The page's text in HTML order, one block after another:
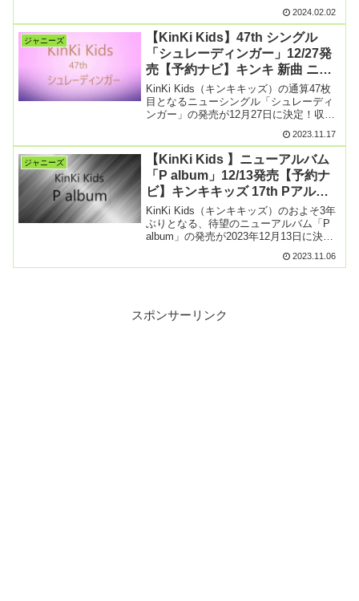
Anniversary LIVE TOUR 『AWARD』」
の開催も決定！ベス【続きを読む】
2024.02.02
ジャニーズ
【KinKi Kids】47th シングル
「シュレーディンガー」12/27発
売【予約ナビ】キンキ 新曲 ニャ
ンコ ステッカー付き！収録内
容・特典まとめ
KinKi Kids（キンキキッズ）の通算47枚
目となるニューシングル「シュレーディ
ンガー」の発売が12月27日に決定！収録
内容や特典など、予約情報をまとめまし
た。KinKi Kids ニュー シングル「シュレ
ーディンガー」初回盤AとBのカ【続きを
読む】
2023.11.17
ジャニーズ
【KinKi Kids 】ニューアルバム
「P album」12/13発売【予約ナ
ビ】キンキキッズ 17th Pアルバ
ム 特典＆収録内容まとめ
KinKi Kids（キンキキッズ）のおよそ3年
ぶりとなる、待望のニューアルバム「P
album」の発売が2023年12月13日に決
定！「25年間のPieceを繋ぎ合わせて、
PeaceでPreciousなPleasureをあなた
2023.11.06
スポンサーリンク